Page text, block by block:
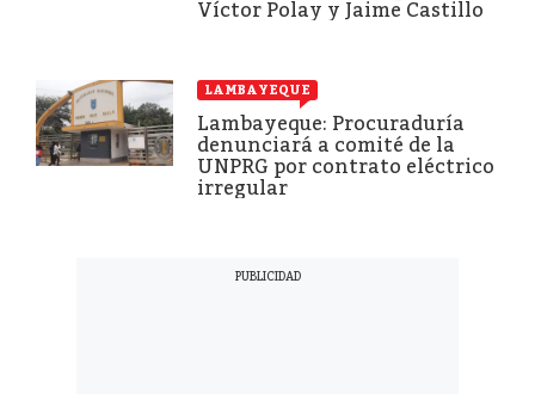
Víctor Polay y Jaime Castillo
LAMBAYEQUE
Lambayeque: Procuraduría
denunciará a comité de la
UNPRG por contrato eléctrico
irregular